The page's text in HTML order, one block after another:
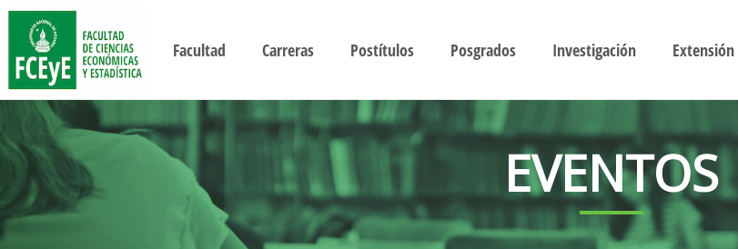
Facultad Carreras Postítulos Posgrados Investigación Extensión
EVENTOS